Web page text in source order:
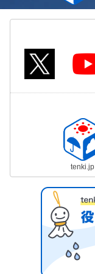
tenki.jp